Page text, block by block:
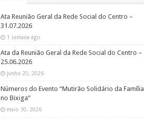
Ata Reunião Geral da Rede Social do Centro –
31.07.2026
1 semana ago
Ata da Reunião Geral da Rede Social do Centro –
25.06.2026
junho 25, 2026
Números do Evento “Mutirão Solidário da Família
no Bixiga”
maio 30, 2026